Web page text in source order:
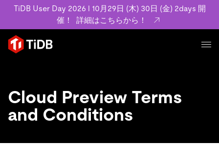
TiDB User Day 2026 l 10月29日 (木) 30日 (金) 2days 開
催！
詳細はこちらから！
プロダクト
MySQL互換の分散データベースで高可用性と水平スケー
ラビリティを備え大規模データをリアルタイムで処理でき
ます。
事例記事
リソース
学習コンテンツ
Cloud Preview Terms
and Conditions